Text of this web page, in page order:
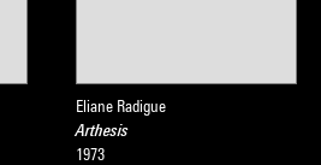
Eliane Radigue
Arthesis
1973